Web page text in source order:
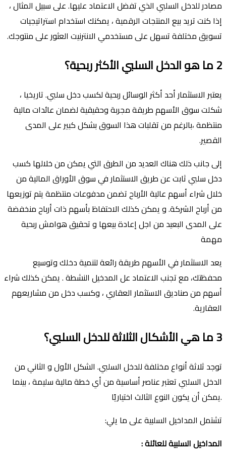
مصادر للدخل السلبي الذي تفضل الاعتماد عليها. على سبيل المثال ،
إذا كنت تريد بيع المنتجات الرقمية ، يمكنك استخدام استراتيجيات
تسويق مختلفة تسهل على مستخدمي الانترنيت العثور على منتوجك.
2 ما هو الدخل السلبي الأكثر ربحية؟
يعتبر الاستثمار أحد أكثر الوسائل ربحية لكسب دخل سلبي. تاريخيا ،
شكلت سوق الأسهم طريقة مجربة وحقيقية لضمان عائدات مالية
منتظمة ،بالرغم من تقلبات هذا السوق بشكل كبير على المدى
القصير.
إلى جانب ذلك هناك العديد من الطرق التي يمكن من خلالها كسب
دخل سلبي ثابت عن طريق الاستثمار في سوق الأوراق المالية من
خلال شراء أسهم عالية الأرباح تضمن مدفوعات منتظمة يتم توزيعها
من أرباح الشركة. و يمكن كذلك الاحتفاظ بأسهم ذات أرباح منخفضة
على المدى البعيد من اجل إعادة بيعها و تحقيق هوامش ربحية
مهمة
يعد الاستثمار في الأسهم طريقة رائعة لتنمية دخلك وتوسيع
محفظتك، مع تجنب الاعتماد عل المدخيل النشطة . يمكن كذلك شراء
أسهم من صناديق الاستثمار العقاري ، وكسب دخل من مشاريعهم
العقارية.
3 ما هي الأشكال الثلاثة للدخل السلبي؟
توجد ثلاثة أنواع مختلفة للدخل السلبي. الشكل الأول و الثاني من
الدخل السلبي تعتبر عناصر أساسية من أي خطة مالية سليمة ، بينما
يمكن أن يكون النوع الثالث اختياريًا.
تشتمل المداخيل السلبية على ما يلي:
المداخيل السلبية للعائلة :